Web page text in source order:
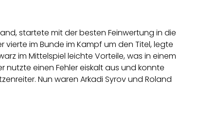
startete mit der besten Feinwertung in die
im Bunde im Kampf um den Titel, legte
im Mittelspiel leichte Vorteile, was in einem
einen Fehler eiskalt aus und konnte
Nun waren Arkadi Syrov und Roland